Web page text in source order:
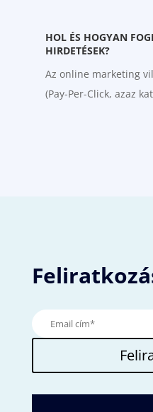
HOL ÉS HOGYAN
HIRDETÉSEK?
Az online marketing
(Pay-Per-Click, azaz